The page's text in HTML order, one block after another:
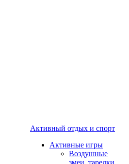
Активный отдых и спорт
Активные игры
Воздушные
змеи, тарелки,